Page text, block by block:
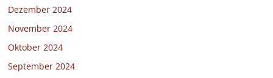
Dezember 2024
November 2024
Oktober 2024
September 2024